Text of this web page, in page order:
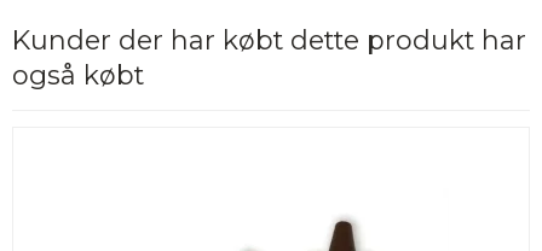
Kunder der har købt dette produkt har
også købt